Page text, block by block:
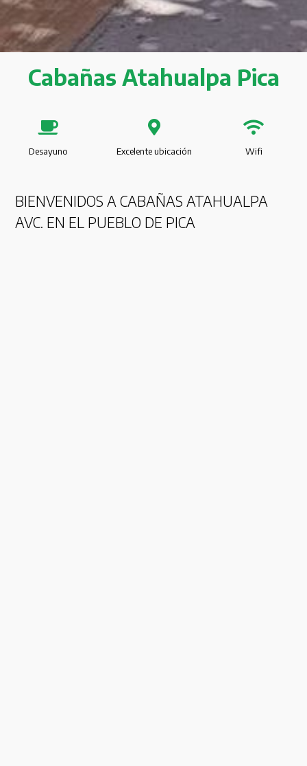
Cabañas Atahualpa Pica
Desayuno Excelente ubicación Wifi
BIENVENIDOS A CABAÑAS ATAHUALPA
AVC. EN EL PUEBLO DE PICA